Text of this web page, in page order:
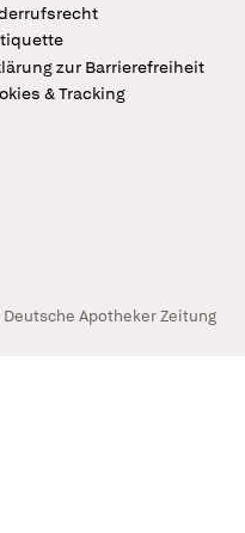
zur Barrierefreiheit
& Tracking
Apotheker Zeitung